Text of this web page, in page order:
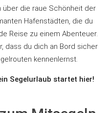
über die raue Schönheit der
Hafenstädten, die du
Reise zu einem Abenteuer.
dass du dich an Bord sicher
kennenlernst.
Segelurlaub startet hier!